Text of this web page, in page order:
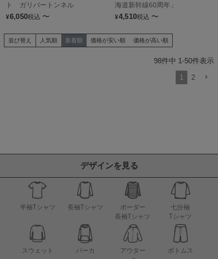
ト ガリバートンネル
¥6,050税込 〜
海道新幹線60周年」
¥4,510税込 〜
並び替え 人気順 新着順 価格が安い順 価格が高い順
98件中 1-50件表示
1
2
デザインを見る
半袖Tシャツ 長袖Tシャツ
ボーダー
長袖Tシャツ
七分袖
Tシャツ
スウェット パーカ アウター ボトムス